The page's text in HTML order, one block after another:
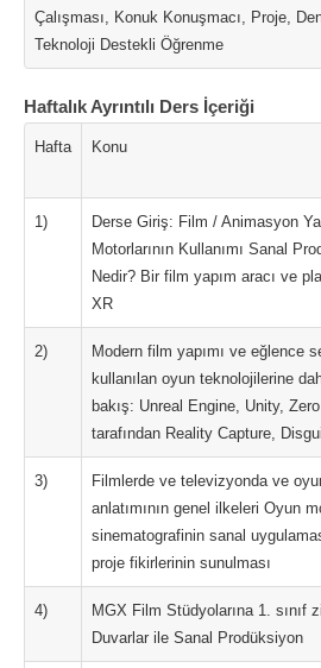
Çalışması, Konuk Konuşmacı, Proje,
Teknoloji Destekli Öğrenme
Haftalık Ayrıntılı Ders İçeriği
Hafta Konu
1)
Derse Giriş: Film / Animasyon
Motorlarının Kullanımı Sanal
Nedir? Bir film yapım aracı ve
XR
2)
Modern film yapımı ve eğlence
kullanılan oyun teknolojilerine
bakış: Unreal Engine, Unity,
tarafından Reality Capture,
3)
Filmlerde ve televizyonda ve
anlatımının genel ilkeleri Oyun
sinematografinin sanal
proje fikirlerinin sunulması
4)
MGX Film Stüdyolarına 1. sınıf
Duvarlar ile Sanal Prodüksiyon